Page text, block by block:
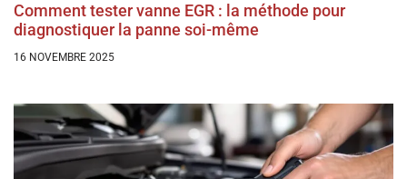
Comment tester vanne EGR : la méthode pour
diagnostiquer la panne soi-même
16 NOVEMBRE 2025